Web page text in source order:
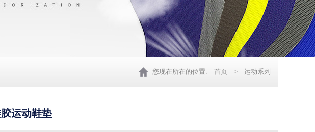
您现在所在的位置: 首页 > 运动系列
运动鞋垫